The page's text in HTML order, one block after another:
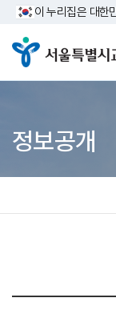
이 누리집은 대한
정보공개